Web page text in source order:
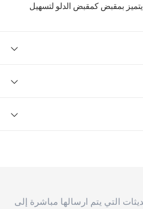
بمقبض كمقبض الدلو لتسهيل
التي يتم ارسالها مباشرة إلى